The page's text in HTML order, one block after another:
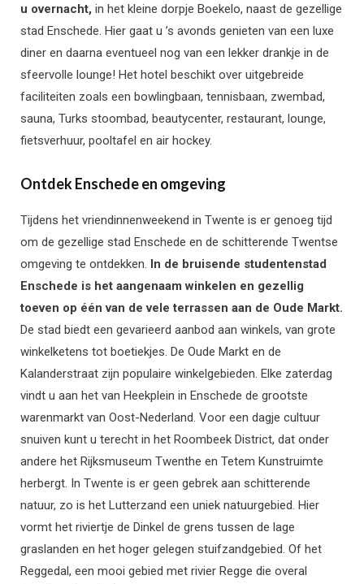
u overnacht, in het kleine dorpje Boekelo, naast de gezellige
stad Enschede. Hier gaat u ’s avonds genieten van een luxe
diner en daarna eventueel nog van een lekker drankje in de
sfeervolle lounge! Het hotel beschikt over uitgebreide
faciliteiten zoals een bowlingbaan, tennisbaan, zwembad,
sauna, Turks stoombad, beautycenter, restaurant, lounge,
fietsverhuur, pooltafel en air hockey.
Ontdek Enschede en omgeving
Tijdens het vriendinnenweekend in Twente is er genoeg tijd
om de gezellige stad Enschede en de schitterende Twentse
omgeving te ontdekken. In de bruisende studentenstad
Enschede is het aangenaam winkelen en gezellig
toeven op één van de vele terrassen aan de Oude Markt.
De stad biedt een gevarieerd aanbod aan winkels, van grote
winkelketens tot boetiekjes. De Oude Markt en de
Kalanderstraat zijn populaire winkelgebieden. Elke zaterdag
vindt u aan het van Heekplein in Enschede de grootste
warenmarkt van Oost-Nederland. Voor een dagje cultuur
snuiven kunt u terecht in het Roombeek District, dat onder
andere het Rijksmuseum Twenthe en Tetem Kunstruimte
herbergt. In Twente is er geen gebrek aan schitterende
natuur, zo is het Lutterzand een uniek natuurgebied. Hier
vormt het riviertje de Dinkel de grens tussen de lage
graslanden en het hoger gelegen stuifzandgebied. Of het
Reggedal, een mooi gebied met rivier Regge die overal